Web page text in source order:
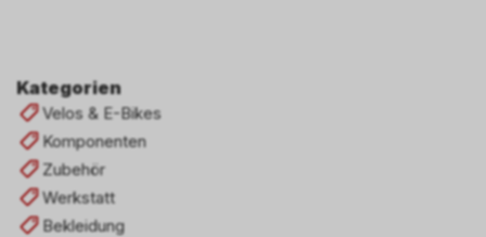
Kategorien
Velos & E-Bikes
Komponenten
Zubehör
Werkstatt
Bekleidung